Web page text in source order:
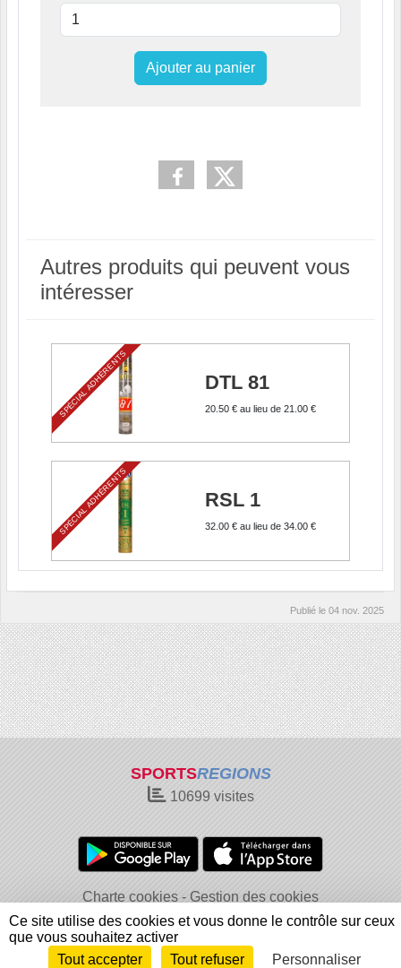
Ajouter au panier
Autres produits qui peuvent vous
intéresser
DTL 81
20.50 € au lieu de 21.00 €
SPÉCIAL ADHÉRENTS
RSL 1
32.00 € au lieu de 34.00 €
SPÉCIAL ADHÉRENTS
Publié le 04 nov. 2025
SPORTSREGIONS
10699 visites
Charte cookies
Gestion des cookies
Informations légales
Signaler un contenu inapproprié
Envie de participer ? Connexion
Ce site utilise des cookies et vous donne le contrôle sur ceux
que vous souhaitez activer
Tout accepter
Tout refuser Personnaliser